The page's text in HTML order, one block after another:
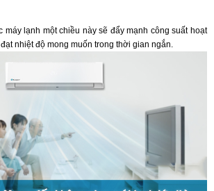
máy lạnh một chiều này sẽ đẩy mạnh công suất hoạt
nhiệt độ mong muốn trong thời gian ngắn.